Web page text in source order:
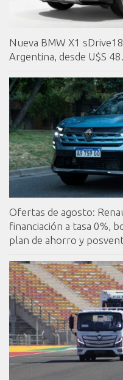
Nueva BMW X1
Argentina, desde U$S
Ofertas de agosto:
financiación a tasa 0%,
plan de ahorro y